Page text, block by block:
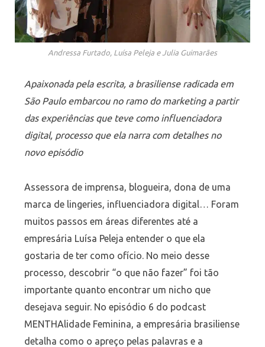
Andressa Furtado, Luísa Peleja e Julia Guimarães
Apaixonada pela escrita, a brasiliense radicada em
São Paulo embarcou no ramo do marketing a partir
das experiências que teve como influenciadora
digital, processo que ela narra com detalhes no
novo episódio
Assessora de imprensa, blogueira, dona de uma
marca de lingeries, influenciadora digital… Foram
muitos passos em áreas diferentes até a
empresária Luísa Peleja entender o que ela
gostaria de ter como ofício. No meio desse
processo, descobrir “o que não fazer” foi tão
importante quanto encontrar um nicho que
desejava seguir. No episódio 6 do podcast
MENTHAlidade Feminina, a empresária brasiliense
detalha como o apreço pelas palavras e a